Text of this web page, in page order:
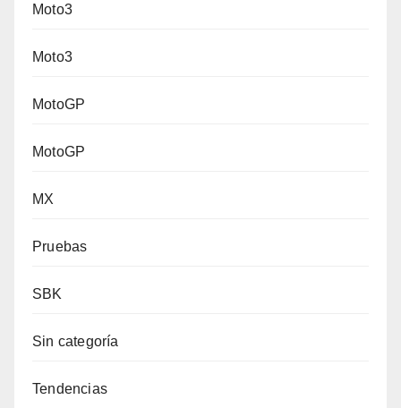
Moto3
Moto3
MotoGP
MotoGP
MX
Pruebas
SBK
Sin categoría
Tendencias